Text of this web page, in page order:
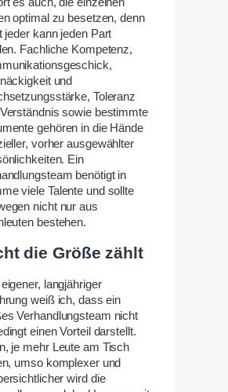
es auch, die einzelnen
optimal zu besetzen, denn
jeder kann jeden Part
Fachliche Kompetenz,
und
Toleranz
sowie bestimmte
gehören in die Hände
vorher ausgewählter
Ein
benötigt in
viele Talente und sollte
nicht nur aus
bestehen.
die Größe zählt
langjähriger
weiß ich, dass ein
Verhandlungsteam nicht
einen Vorteil darstellt.
je mehr Leute am Tisch
umso komplexer und
wird die